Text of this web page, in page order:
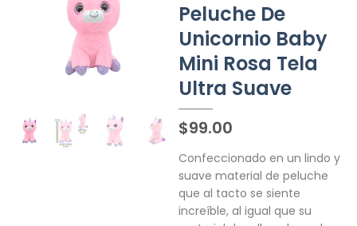
Peluche De
Unicornio Baby
Mini Rosa Tela
Ultra Suave
$99.00
Confeccionado en un lindo y
suave material de peluche
que al tacto se siente
increíble, al igual que su